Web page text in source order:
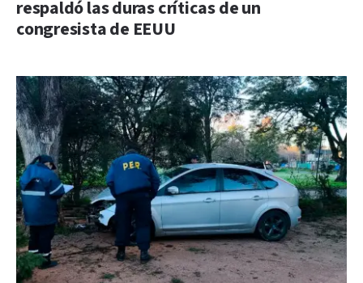
respaldó las duras críticas de un
congresista de EEUU